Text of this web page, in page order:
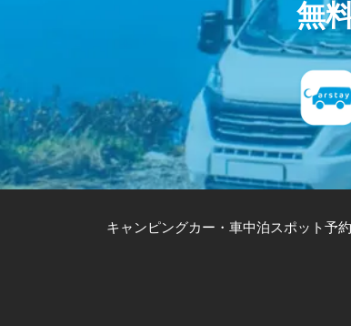
無
キャンピングカー・車中泊スポット予